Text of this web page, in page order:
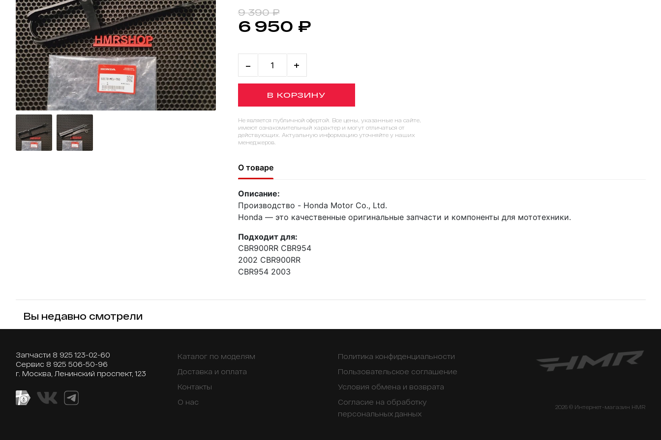
9 390 ₽
6 950 ₽
- +
В КОРЗИНУ
Не является публичной офертой. Все цены, указанные на сайте,
имеют ознакомительный характер и могут отличаться от
действующих. Актуальную информацию уточняйте у наших
менеджеров.
О товаре
Описание:
Производство - Honda Motor Co., Ltd.
Honda — это качественные оригинальные запчасти и компоненты для мототехники.
Подходит для:
CBR900RR CBR954
2002 CBR900RR
CBR954 2003
Вы недавно смотрели
Запчасти 8 925 123-02-60
Сервис 8 925 506-50-96
г. Москва, Ленинский проспект, 123
Каталог по моделям
Доставка и оплата
Контакты
О нас
Политика конфиденциальности
Пользовательское соглашение
Условия обмена и возврата
Согласие на обработку
персональных данных
2026 © Интернет-магазин HMR